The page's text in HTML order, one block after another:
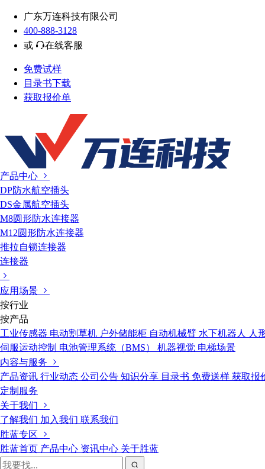
广东万连科技有限公司
400-888-3128
或
在线客服
免费试样
目录书下载
获取报价单
产品中心
DP防水航空插头
DS金属航空插头
M8圆形防水连接器
M12圆形防水连接器
推拉自锁连接器
连接器
应用场景
按行业
按产品
工业传感器 电动割草机 户外储能柜 自动机械臂 水下机器人
人
伺服运动控制 电池管理系统（BMS） 机器视觉 电梯场景
内容与服务
产品资讯 行业动态 公司公告 知识分享 目录书 免费送样 获取报
定制服务
关于我们
了解我们 加入我们 联系我们
胜蓝专区
胜蓝首页 产品中心 资讯中心 关于胜蓝